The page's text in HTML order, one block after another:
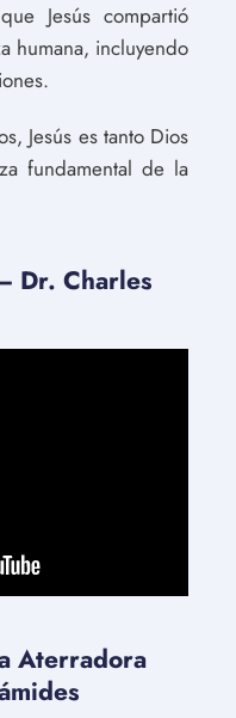
Jesús compartió
humana, incluyendo
Jesús es tanto Dios
fundamental de la
Dr. Charles
Aterradora